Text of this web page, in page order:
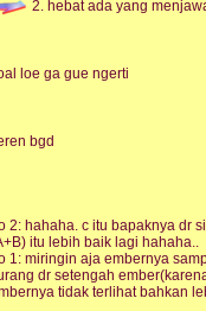
2. hebat ada yang
loe ga gue ngerti
bgd
2: hahaha. c itu bapaknya dr
itu lebih baik lagi hahaha..
1: miringin aja embernya
dr setengah
tidak terlihat bahkan